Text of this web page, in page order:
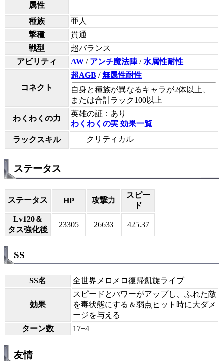
属性
種族
亜人
撃種
貫通
戦型
超バランス
アビリティ
AW / アンチ魔法陣/ 水属性耐性
コネクト
超AGB /無属性耐性
自身と種族が異なるキャラが2体以上、
または合計ラック100以上
わくわくの力
英雄の証：あり
わくわくの実 効果一覧
ラックスキル
クリティカル
ステータス
ステータス HP 攻撃力
スピー
ド
Lv120＆
タス強化後
23305 26633 425.37
SS
SS名 全世界メロメロ復帰凱旋ライブ
効果
スピードとパワーがアップし、ふれた敵
を毒状態にする＆弱点ヒット時に大ダメ
ージを与える
ターン数
17+4
友情